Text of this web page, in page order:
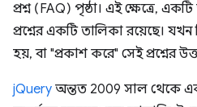
প্রশ্ন (FAQ) পৃষ্ঠা। এই ক্ষেত্রে,
প্রশ্নের একটি তালিকা রয়েছে। যখন
হয়, বা "প্রকাশ করে" সেই প্রশ্নের
jQuery অন্তত 2009 সাল থেকে